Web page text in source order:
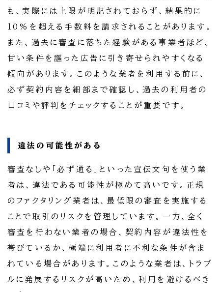
も、実際には上限が明記されておらず、結果的に
10%を超える手数料を請求されることがあります。
また、過去に審査に落ちた経験がある事業者ほど、
甘い条件を謳った広告に引き寄せられやすくなる
傾向があります。このような業者を利用する前に、
必ず契約内容を細部まで確認し、過去の利用者の
口コミや評判をチェックすることが重要です。
違法の可能性がある
審査なしや「必ず通る」といった宣伝文句を使う業
者は、違法である可能性が極めて高いです。正規
のファクタリング業者は、最低限の審査を実施する
ことで取引のリスクを管理しています。一方、全く
審査を行わない業者の場合、契約内容が違法性を
帯びているか、極端に利用者に不利な条件が含ま
れている場合があります。このような業者は、トラブ
ルに発展するリスクが高いため、利用を避けるべき